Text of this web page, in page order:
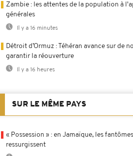
Zambie : les attentes de la population à
générales
Il y a 16 minutes
Détroit d’Ormuz : Téhéran avance sur de
garantir la réouverture
Il y a 16 heures
SUR LE MÊME PAYS
« Possession » : en Jamaïque, les
ressurgissent